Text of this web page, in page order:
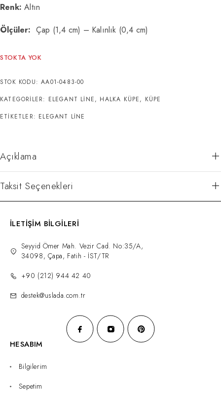
Renk: Altın
Ölçüler: Çap (1,4 cm) – Kalınlık (0,4 cm)
STOKTA YOK
STOK KODU:AA01-0483-00
KATEGORILER: ELEGANT LINE, HALKA KÜPE, KÜPE
ETIKETLER: ELEGANT LINE
Açıklama
Taksit Seçenekleri
İLETİŞİM BİLGİLERİ
Seyyid Ömer Mah. Vezir Cad. No:35/A,
34098, Çapa, Fatih - İST/TR
+90 (212) 944 42 40
destek@uslada.com.tr
HESABIM
Bilgilerim
Sepetim